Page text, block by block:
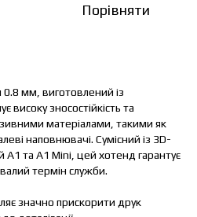
Порівняти
мм, виготовлений із
високу зносостійкість та
матеріалами, такими як
наповнювачі. Сумісний із 3D-
A1 та A1 Mini, цей хотенд гарантує
термін служби.
значно прискорити друк